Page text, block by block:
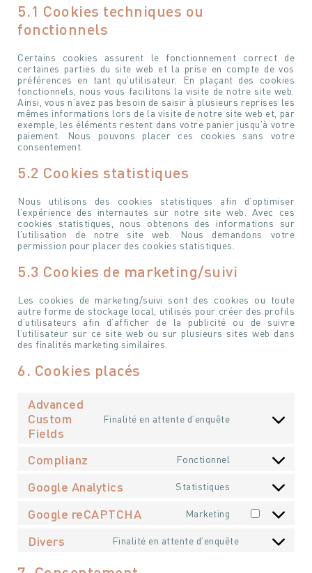
5.1 Cookies techniques ou
fonctionnels
Certains cookies assurent le fonctionnement correct de
certaines parties du site web et la prise en compte de vos
préférences en tant qu’utilisateur. En plaçant des cookies
fonctionnels, nous vous facilitons la visite de notre site web.
Ainsi, vous n’avez pas besoin de saisir à plusieurs reprises les
mêmes informations lors de la visite de notre site web et, par
exemple, les éléments restent dans votre panier jusqu’à votre
paiement. Nous pouvons placer ces cookies sans votre
consentement.
5.2 Cookies statistiques
Nous utilisons des cookies statistiques afin d’optimiser
l’expérience des internautes sur notre site web. Avec ces
cookies statistiques, nous obtenons des informations sur
l’utilisation de notre site web. Nous demandons votre
permission pour placer des cookies statistiques.
5.3 Cookies de marketing/suivi
Les cookies de marketing/suivi sont des cookies ou toute
autre forme de stockage local, utilisés pour créer des profils
d’utilisateurs afin d’afficher de la publicité ou de suivre
l’utilisateur sur ce site web ou sur plusieurs sites web dans
des finalités marketing similaires.
6. Cookies placés
Advanced
Custom
Fields
Finalité en attente d’enquête
Consent
advanced-
Complianz Fonctionnel
Consent
complianz
Google Analytics Statistiques
Consent
service
analytics
Google reCAPTCHA Marketing
Consent
Divers Finalité en attente d’enquête
Consent
Rencontrez
SÉVERINE GUÉRIN
Je suis à votre entière disposition pour répondre à toutes
Programmer une visite
Nous sommes à votre entière disposition pour
programmer avec vous une visite de la résidence et
pouvoir également répondre à toutes vos questions.